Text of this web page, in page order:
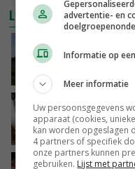
LEES OOK
26-01-2023
advertentie- en
Informatie op
Meer informatie
Uw persoonsgegevens
apparaat (cookies,
kan worden opgeslagen
4 partners of specifiek
onze partners kunnen
gebruiken. Lijst met